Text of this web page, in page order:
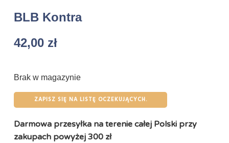
BLB Kontra
42,00 zł
Brak w magazynie
ZAPISZ SIĘ NA LISTĘ OCZEKUJĄCYCH.
Darmowa przesyłka na terenie całej Polski przy
zakupach powyżej 300 zł